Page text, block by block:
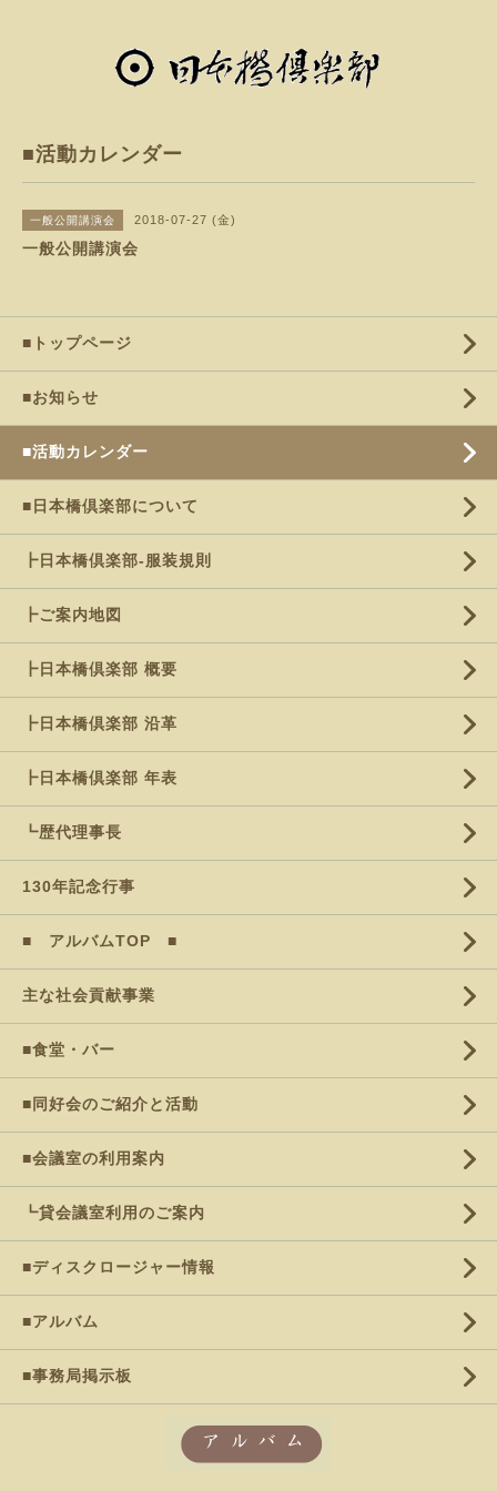
■活動カレンダー
一般公開講演会 2018-07-27 (金)
一般公開講演会
■トップページ
■お知らせ
■活動カレンダー
■日本橋倶楽部について
┣日本橋倶楽部-服装規則
┣ご案内地図
┣日本橋倶楽部 概要
┣日本橋倶楽部 沿革
┣日本橋倶楽部 年表
┗歴代理事長
130年記念行事
■ アルバムTOP ■
主な社会貢献事業
■食堂・バー
■同好会のご紹介と活動
■会議室の利用案内
┗貸会議室利用のご案内
■ディスクロージャー情報
■アルバム
■事務局掲示板